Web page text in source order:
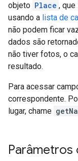
objeto Place ,
usando a lista de
não podem ficar
dados são
não tiver fotos, o
resultado.
Para acessar
correspondente.
lugar, chame